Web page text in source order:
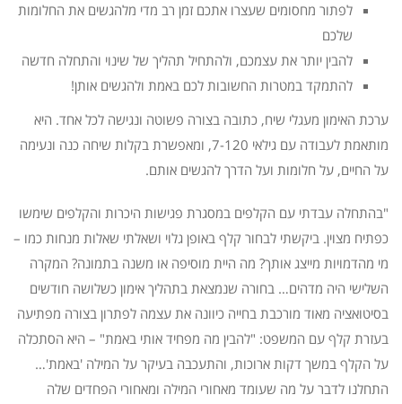
לפתור מחסומים שעצרו אתכם זמן רב מדי מלהגשים את החלומות
שלכם
להבין יותר את עצמכם, ולהתחיל תהליך של שינוי והתחלה חדשה
להתמקד במטרות החשובות לכם באמת ולהגשים אותן!
ערכת האימון מעגלי שיח, כתובה בצורה פשוטה ונגישה לכל אחד. היא
מותאמת לעבודה עם גילאי 7-120, ומאפשרת בקלות שיחה כנה ונעימה
על החיים, על חלומות ועל הדרך להגשים אותם.
"בהתחלה עבדתי עם הקלפים במסגרת פגישות היכרות והקלפים שימשו
כפתיח מצוין. ביקשתי לבחור קלף באופן גלוי ושאלתי שאלות מנחות כמו –
מי מהדמויות מייצג אותך? מה היית מוסיפה או משנה בתמונה? המקרה
השלישי היה מדהים… בחורה שנמצאת בתהליך אימון כשלושה חודשים
בסיטואציה מאוד מורכבת בחייה כיוונה את עצמה לפתרון בצורה מפתיעה
בעזרת קלף עם המשפט: "להבין מה מפחיד אותי באמת" – היא הסתכלה
על הקלף במשך דקות ארוכות, והתעכבה בעיקר על המילה 'באמת'…
התחלנו לדבר על מה שעומד מאחורי המילה ומאחורי הפחדים שלה